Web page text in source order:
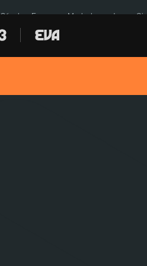
Sánchez Europa Marlaska Jaume